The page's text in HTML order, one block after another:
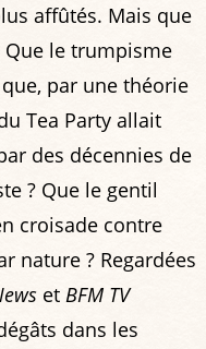
affûtés. Mais que
Que le trumpisme
par une théorie
Tea Party allait
des décennies de
? Que le gentil
croisade contre
nature ? Regardées
et BFM TV
dans les